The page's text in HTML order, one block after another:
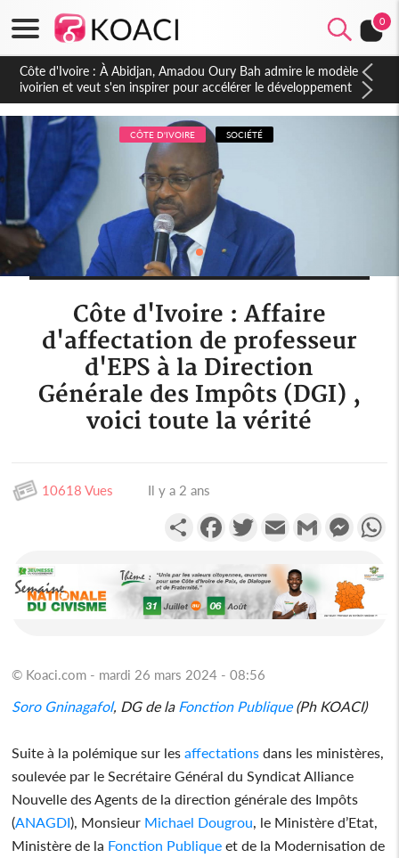
0
Côte d'Ivoire : À Abidjan, Amadou Oury Bah admire le modèle
ivoirien et veut s'en inspirer pour accélérer le développement
de la Guinée
CÔTE D'IVOIRE SOCIÉTÉ
Côte d'Ivoire : Affaire
d'affectation de professeur
d'EPS à la Direction
Générale des Impôts (DGI) ,
voici toute la vérité
10618 Vues Il y a 2 ans
PartagerFacebookTwitterEmail Gmail
© Koaci.com - mardi 26 mars 2024 - 08:56
Soro Gninagafol, DG de la Fonction Publique(Ph KOACI)
Suite à la polémique sur lesaffectations dans les ministères,
soulevée par le Secrétaire Général du Syndicat Alliance
Nouvelle des Agents de la direction générale des Impôts
(ANAGDI), Monsieur Michael Dougrou, le Ministère d’Etat,
Ministère de la Fonction Publique et de la Modernisation de